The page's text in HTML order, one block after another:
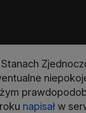
napisał w